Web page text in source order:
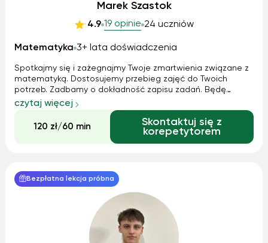
Marek Szastok
4.9 19 opinie 24 uczniów
Matematyka 3+ lata doświadczenia
Spotkajmy się i zażegnajmy Twoje zmartwienia związane z
matematyką. Dostosujemy przebieg zajęć do Twoich
potrzeb. Zadbamy o dokładność zapisu zadań. Będę
pomagał kreować dobre nawyki w rozwiązywaniu zadań, by
krok po kroku coraz łatwiej z nimi sobie radzić.
czytaj więcej
120 zł/60 min
Skontaktuj się z
korepetytorem
Bezpłatna lekcja próbna